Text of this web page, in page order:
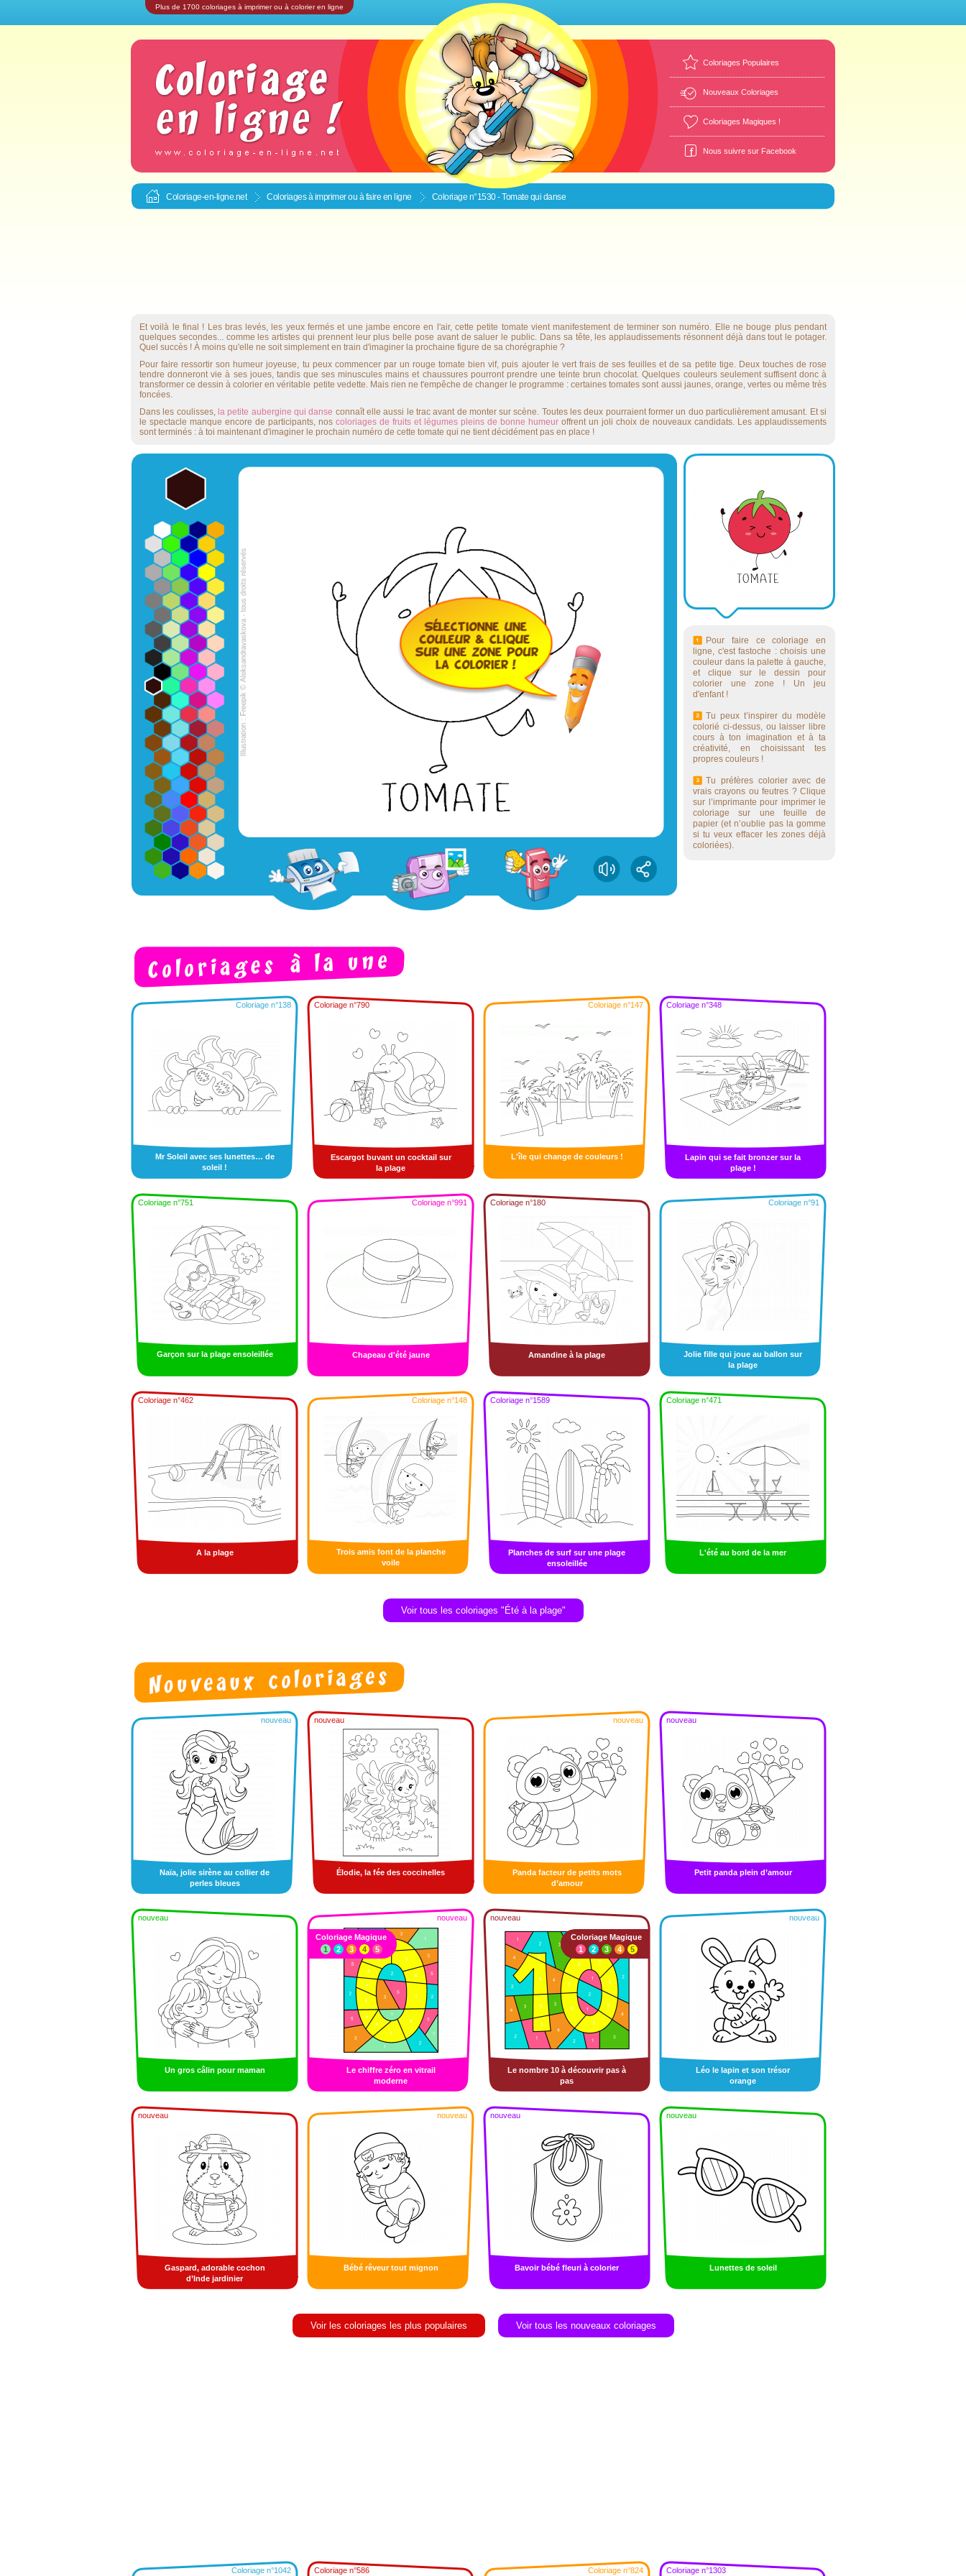
Plus de 1700 coloriages à imprimer ou à colorier en ligne
Coloriages Populaires
Nouveaux Coloriages
Coloriages Magiques !
Nous suivre sur Facebook
Coloriage-en-ligne.net Coloriages à imprimer ou à faire en ligne Coloriage n°1530 - Tomate qui danse
Et voilà le final ! Les bras levés, les yeux fermés et une jambe encore en l'air, cette petite tomate vient manifestement de terminer son numéro. Elle ne bouge plus pendant
quelques secondes... comme les artistes qui prennent leur plus belle pose avant de saluer le public. Dans sa tête, les applaudissements résonnent déjà dans tout le potager.
Quel succès ! À moins qu'elle ne soit simplement en train d'imaginer la prochaine figure de sa chorégraphie ?
Pour faire ressortir son humeur joyeuse, tu peux commencer par un rouge tomate bien vif, puis ajouter le vert frais de ses feuilles et de sa petite tige. Deux touches de rose
tendre donneront vie à ses joues, tandis que ses minuscules mains et chaussures pourront prendre une teinte brun chocolat. Quelques couleurs seulement suffisent donc à
transformer ce dessin à colorier en véritable petite vedette. Mais rien ne t'empêche de changer le programme : certaines tomates sont aussi jaunes, orange, vertes ou même très
foncées.
Dans les coulisses, la petite aubergine qui danse connaît elle aussi le trac avant de monter sur scène. Toutes les deux pourraient former un duo particulièrement amusant. Et si
le spectacle manque encore de participants, nos coloriages de fruits et légumes pleins de bonne humeur offrent un joli choix de nouveaux candidats. Les applaudissements
sont terminés : à toi maintenant d'imaginer le prochain numéro de cette tomate qui ne tient décidément pas en place !
Pour faire ce coloriage en
ligne, c'est fastoche : choisis une
couleur dans la palette à gauche,
et clique sur le dessin pour
colorier une zone ! Un jeu
d'enfant !
Tu peux t’inspirer du modèle
colorié ci-dessus, ou laisser libre
cours à ton imagination et à ta
créativité, en choisissant tes
propres couleurs !
Tu préfères colorier avec de
vrais crayons ou feutres ? Clique
sur l’imprimante pour imprimer le
coloriage sur une feuille de
papier (et n’oublie pas la gomme
si tu veux effacer les zones déjà
coloriées).
Coloriage n°138
Mr Soleil avec ses lunettes… de
soleil !
Coloriage n°790
Escargot buvant un cocktail sur
la plage
Coloriage n°147
L'île qui change de couleurs !
Coloriage n°348
Lapin qui se fait bronzer sur la
plage !
Coloriage n°751
Garçon sur la plage ensoleillée
Coloriage n°991
Chapeau d'été jaune
Coloriage n°180
Amandine à la plage
Coloriage n°91
Jolie fille qui joue au ballon sur
la plage
Coloriage n°462
A la plage
Coloriage n°148
Trois amis font de la planche
voile
Coloriage n°1589
Planches de surf sur une plage
ensoleillée
Coloriage n°471
L'été au bord de la mer
Voir tous les coloriages "Été à la plage"
nouveau
Naïa, jolie sirène au collier de
perles bleues
nouveau
Élodie, la fée des coccinelles
nouveau
Panda facteur de petits mots
d’amour
nouveau
Petit panda plein d’amour
nouveau
Un gros câlin pour maman
nouveau
Le chiffre zéro en vitrail
moderne
Coloriage Magique
1
2 3 4 5
nouveau
Le nombre 10 à découvrir pas à
pas
Coloriage Magique
1
2 3 4 5
nouveau
Léo le lapin et son trésor
orange
nouveau
Gaspard, adorable cochon
d’Inde jardinier
nouveau
Bébé rêveur tout mignon
nouveau
Bavoir bébé fleuri à colorier
nouveau
Lunettes de soleil
Voir les coloriages les plus populaires Voir tous les nouveaux coloriages
Coloriage n°1042 Coloriage n°586 Coloriage n°824 Coloriage n°1303